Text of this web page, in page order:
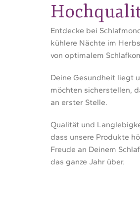
Entdecke bei
kühlere Nächte im
von optimalem
Deine Gesundheit liegt
möchten sicherstellen,
an erster Stelle.
Qualität und
dass unsere Produkte
Freude an Deinem
das ganze Jahr über.